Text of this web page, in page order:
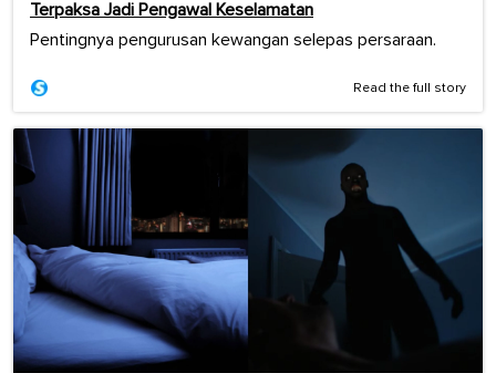
Terpaksa Jadi Pengawal Keselamatan
Pentingnya pengurusan kewangan selepas persaraan.
Read the full story